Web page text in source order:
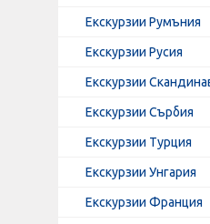
Екскурзии Румъния
Екскурзии Русия
Екскурзии
Екскурзии Сърбия
Екскурзии Турция
Екскурзии Унгария
Екскурзии Франция